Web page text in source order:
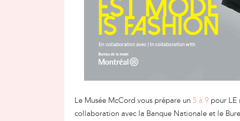
Le Musée McCord vous prépare un 5 à 9 pour LE
collaboration avec la Banque Nationale et le